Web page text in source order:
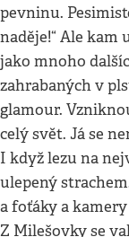
pevninu.
naděje!“ Ale kam
jako mnoho
zahrabaných v
glamour.
celý svět. Já se
I když lezu na
ulepený
a foťáky a
Z Milešovky se